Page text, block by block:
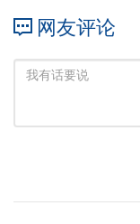
网友评论